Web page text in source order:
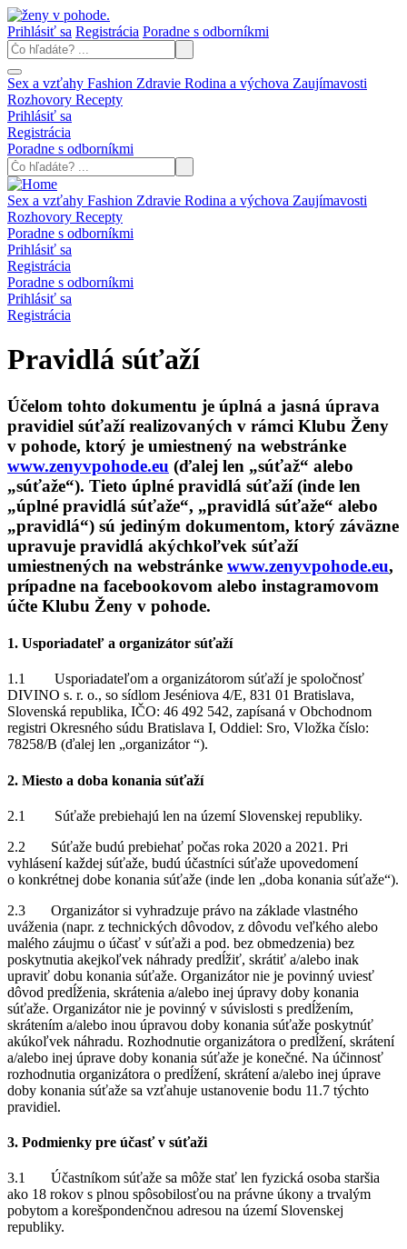
Prihlásiť sa Registrácia Poradne s odborníkmi
Sex a vzťahy Fashion Zdravie Rodina a výchova Zaujímavosti
Rozhovory Recepty
Prihlásiť sa
Registrácia
Poradne s odborníkmi
Sex a vzťahy Fashion Zdravie Rodina a výchova Zaujímavosti
Rozhovory Recepty
Poradne s odborníkmi
Prihlásiť sa
Registrácia
Poradne s odborníkmi
Prihlásiť sa
Registrácia
Pravidlá súťaží
Účelom tohto dokumentu je úplná a jasná úprava
pravidiel súťaží realizovaných v rámci Klubu Ženy
v pohode, ktorý je umiestnený na webstránke
www.zenyvpohode.eu (ďalej len „súťaž“ alebo
„súťaže“). Tieto úplné pravidlá súťaží (inde len
„úplné pravidlá súťaže“, „pravidlá súťaže“ alebo
„pravidlá“) sú jediným dokumentom, ktorý záväzne
upravuje pravidlá akýchkoľvek súťaží
umiestnených na webstránke www.zenyvpohode.eu,
prípadne na facebookovom alebo instagramovom
účte Klubu Ženy v pohode.
1. Usporiadateľ a organizátor súťaží
1.1 Usporiadateľom a organizátorom súťaží je spoločnosť
DIVINO s. r. o., so sídlom Jeséniova 4/E, 831 01 Bratislava,
Slovenská republika, IČO: 46 492 542, zapísaná v Obchodnom
registri Okresného súdu Bratislava I, Oddiel: Sro, Vložka číslo:
78258/B (ďalej len „organizátor “).
2. Miesto a doba konania súťaží
2.1 Súťaže prebiehajú len na území Slovenskej republiky.
2.2 Súťaže budú prebiehať počas roka 2020 a 2021. Pri
vyhlásení každej súťaže, budú účastníci súťaže upovedomení
o konkrétnej dobe konania súťaže (inde len „doba konania súťaže“).
2.3 Organizátor si vyhradzuje právo na základe vlastného
uváženia (napr. z technických dôvodov, z dôvodu veľkého alebo
malého záujmu o účasť v súťaži a pod. bez obmedzenia) bez
poskytnutia akejkoľvek náhrady predĺžiť, skrátiť a/alebo inak
upraviť dobu konania súťaže. Organizátor nie je povinný uviesť
dôvod predĺženia, skrátenia a/alebo inej úpravy doby konania
súťaže. Organizátor nie je povinný v súvislosti s predĺžením,
skrátením a/alebo inou úpravou doby konania súťaže poskytnúť
akúkoľvek náhradu. Rozhodnutie organizátora o predĺžení, skrátení
a/alebo inej úprave doby konania súťaže je konečné. Na účinnosť
rozhodnutia organizátora o predĺžení, skrátení a/alebo inej úprave
doby konania súťaže sa vzťahuje ustanovenie bodu 11.7 týchto
pravidiel.
3. Podmienky pre účasť v súťaži
3.1 Účastníkom súťaže sa môže stať len fyzická osoba staršia
ako 18 rokov s plnou spôsobilosťou na právne úkony a trvalým
pobytom a korešpondenčnou adresou na území Slovenskej
republiky.